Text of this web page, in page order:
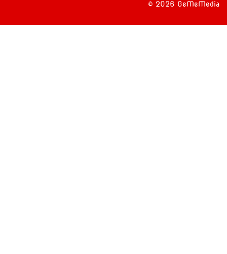
© 2026 GeMeMedia